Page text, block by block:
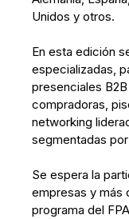
Unidos y otros.
En esta edición
especializadas,
presenciales
compradoras,
networking
segmentadas
Se espera la
empresas y más
programa del